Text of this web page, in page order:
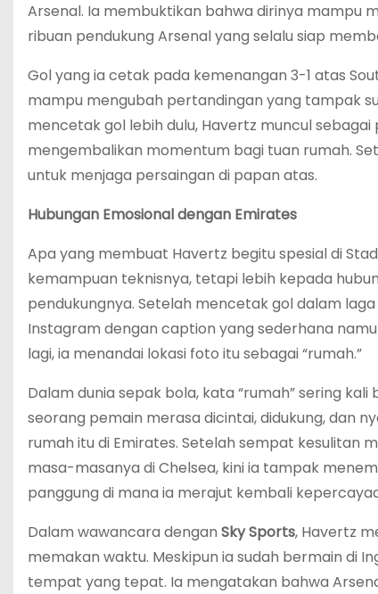
Arsenal. Ia membuktikan bahwa dirinya mampu
ribuan pendukung Arsenal yang selalu siap
Gol yang ia cetak pada kemenangan 3-1 atas
mampu mengubah pertandingan yang tampak
mencetak gol lebih dulu, Havertz muncul
mengembalikan momentum bagi tuan rumah.
untuk menjaga persaingan di papan atas.
Hubungan Emosional dengan Emirates
Apa yang membuat Havertz begitu spesial di
kemampuan teknisnya, tetapi lebih kepada
pendukungnya. Setelah mencetak gol dalam
Instagram dengan caption yang sederhana
lagi, ia menandai lokasi foto itu sebagai “rumah.”
Dalam dunia sepak bola, kata “rumah” sering
seorang pemain merasa dicintai, didukung, dan
rumah itu di Emirates. Setelah sempat kesulitan
masa-masanya di Chelsea, kini ia tampak
panggung di mana ia merajut kembali
Dalam wawancara dengan Sky Sports, Havertz
memakan waktu. Meskipun ia sudah bermain di
tempat yang tepat. Ia mengatakan bahwa